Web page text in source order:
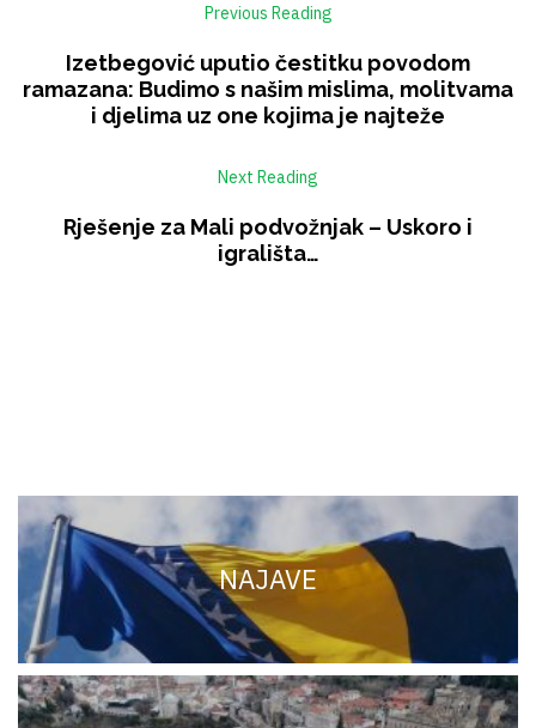
Previous Reading
Izetbegović uputio čestitku povodom
ramazana: Budimo s našim mislima, molitvama
i djelima uz one kojima je najteže
Next Reading
Rješenje za Mali podvožnjak – Uskoro i
igrališta…
NAJAVE